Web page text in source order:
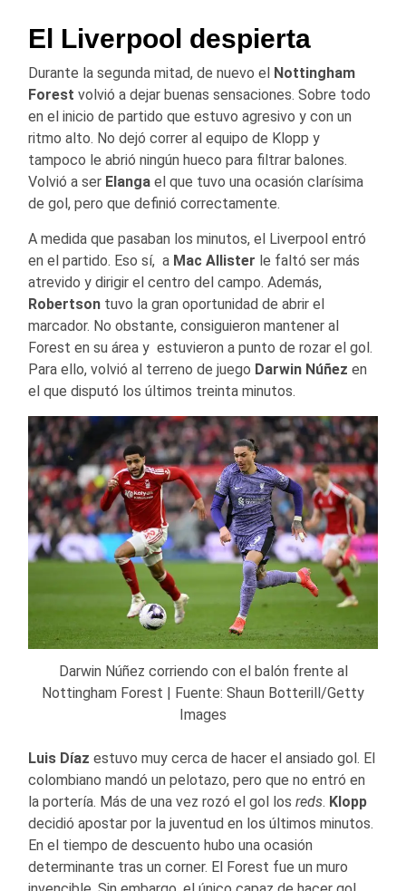
El Liverpool despierta
Durante la segunda mitad, de nuevo el Nottingham
Forest volvió a dejar buenas sensaciones. Sobre todo
en el inicio de partido que estuvo agresivo y con un
ritmo alto. No dejó correr al equipo de Klopp y
tampoco le abrió ningún hueco para filtrar balones.
Volvió a ser Elanga el que tuvo una ocasión clarísima
de gol, pero que definió correctamente.
A medida que pasaban los minutos, el Liverpool entró
en el partido. Eso sí, a Mac Allister le faltó ser más
atrevido y dirigir el centro del campo. Además,
Robertson tuvo la gran oportunidad de abrir el
marcador. No obstante, consiguieron mantener al
Forest en su área y estuvieron a punto de rozar el gol.
Para ello, volvió al terreno de juego Darwin Núñez en
el que disputó los últimos treinta minutos.
Darwin Núñez corriendo con el balón frente al
Nottingham Forest | Fuente: Shaun Botterill/Getty
Images
Luis Díaz estuvo muy cerca de hacer el ansiado gol. El
colombiano mandó un pelotazo, pero que no entró en
la portería. Más de una vez rozó el gol los reds. Klopp
decidió apostar por la juventud en los últimos minutos.
En el tiempo de descuento hubo una ocasión
determinante tras un corner. El Forest fue un muro